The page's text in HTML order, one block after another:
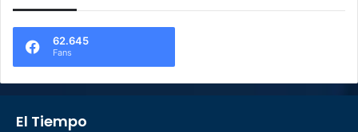
62.645
Fans
El Tiempo